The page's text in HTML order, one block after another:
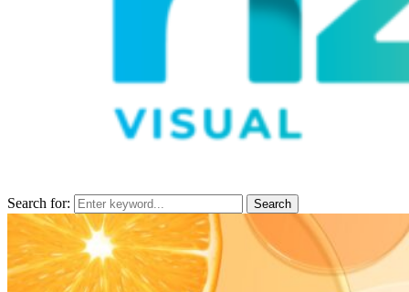
Search for: Search